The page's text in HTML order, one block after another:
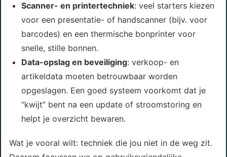
Scanner- en printertechniek: veel starters kiezen
voor een presentatie- of handscanner (bijv. voor
barcodes) en een thermische bonprinter voor
snelle, stille bonnen.
Data-opslag en beveiliging: verkoop- en
artikeldata moeten betrouwbaar worden
opgeslagen. Een goed systeem voorkomt dat je
“kwijt” bent na een update of stroomstoring en
helpt je overzicht bewaren.
Wat je vooral wilt: techniek die jou niet in de weg zit.